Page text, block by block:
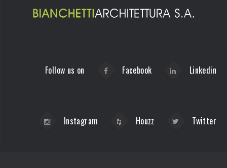
Follow us on Facebook Linkedin
Instagram Houzz Twitter